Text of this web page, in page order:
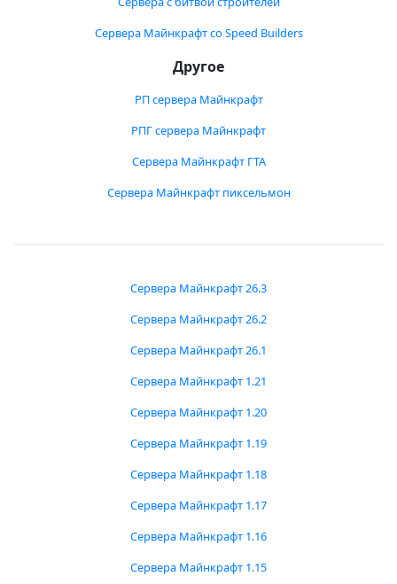
Сервера Майнкрафт со Speed Builders
Другое
РП сервера Майнкрафт
РПГ сервера Майнкрафт
Сервера Майнкрафт ГТА
Сервера Майнкрафт пиксельмон
Сервера Майнкрафт 26.3
Сервера Майнкрафт 26.2
Сервера Майнкрафт 26.1
Сервера Майнкрафт 1.21
Сервера Майнкрафт 1.20
Сервера Майнкрафт 1.19
Сервера Майнкрафт 1.18
Сервера Майнкрафт 1.17
Сервера Майнкрафт 1.16
Сервера Майнкрафт 1.15